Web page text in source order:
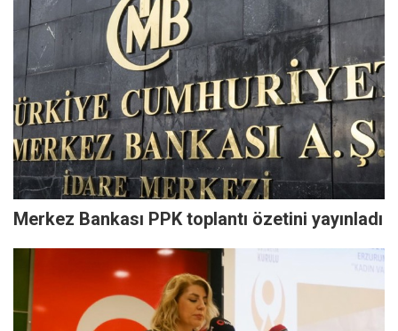
Merkez Bankası PPK toplantı özetini yayınladı